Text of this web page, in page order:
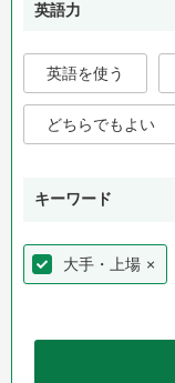
英語力
英語を使う
どちらでもよい
キーワード
大手・上場 ×